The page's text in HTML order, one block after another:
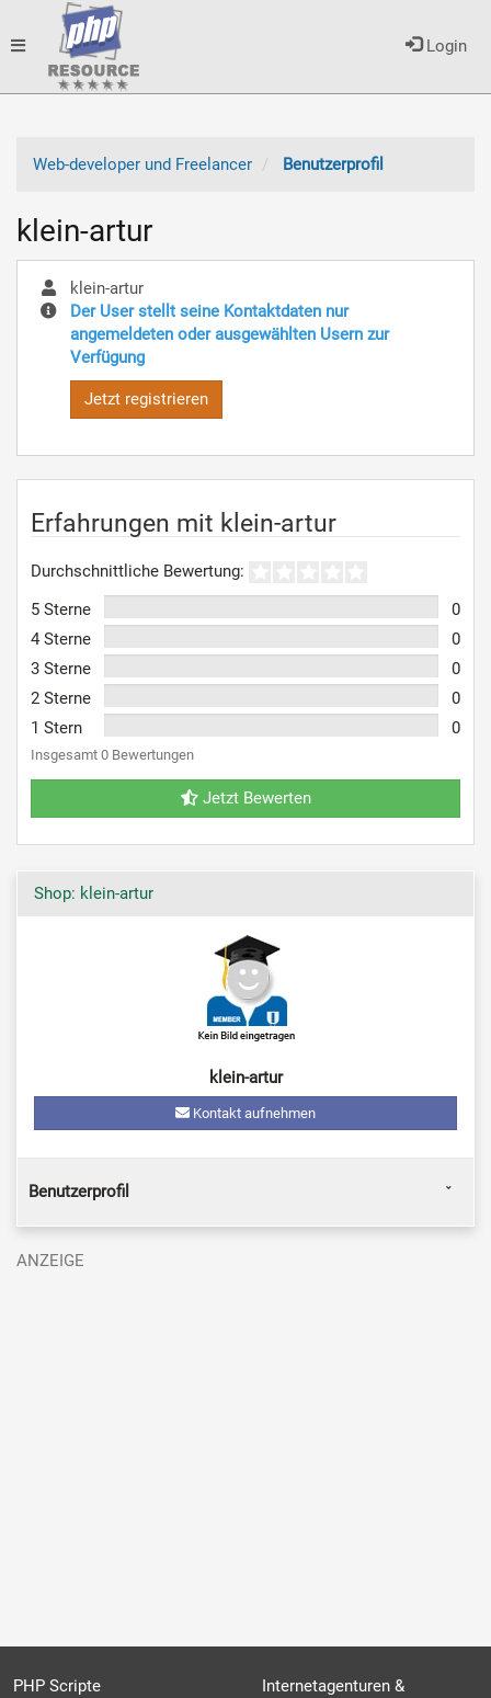
Login
Toggle
Web-developer und Freelancer
Benutzerprofil
klein-artur
klein-artur
Der User stellt seine Kontaktdaten nur
angemeldeten oder ausgewählten Usern zur
Verfügung
Jetzt registrieren
Erfahrungen mit klein-artur
Durchschnittliche Bewertung:
5 Sterne
0
4 Sterne
0
3 Sterne
0
2 Sterne
0
1 Stern
0
Insgesamt 0 Bewertungen
Jetzt Bewerten
Shop: klein-artur
klein-artur
Kontakt aufnehmen
Benutzerprofil
PHP Scripte
Internetagenturen &